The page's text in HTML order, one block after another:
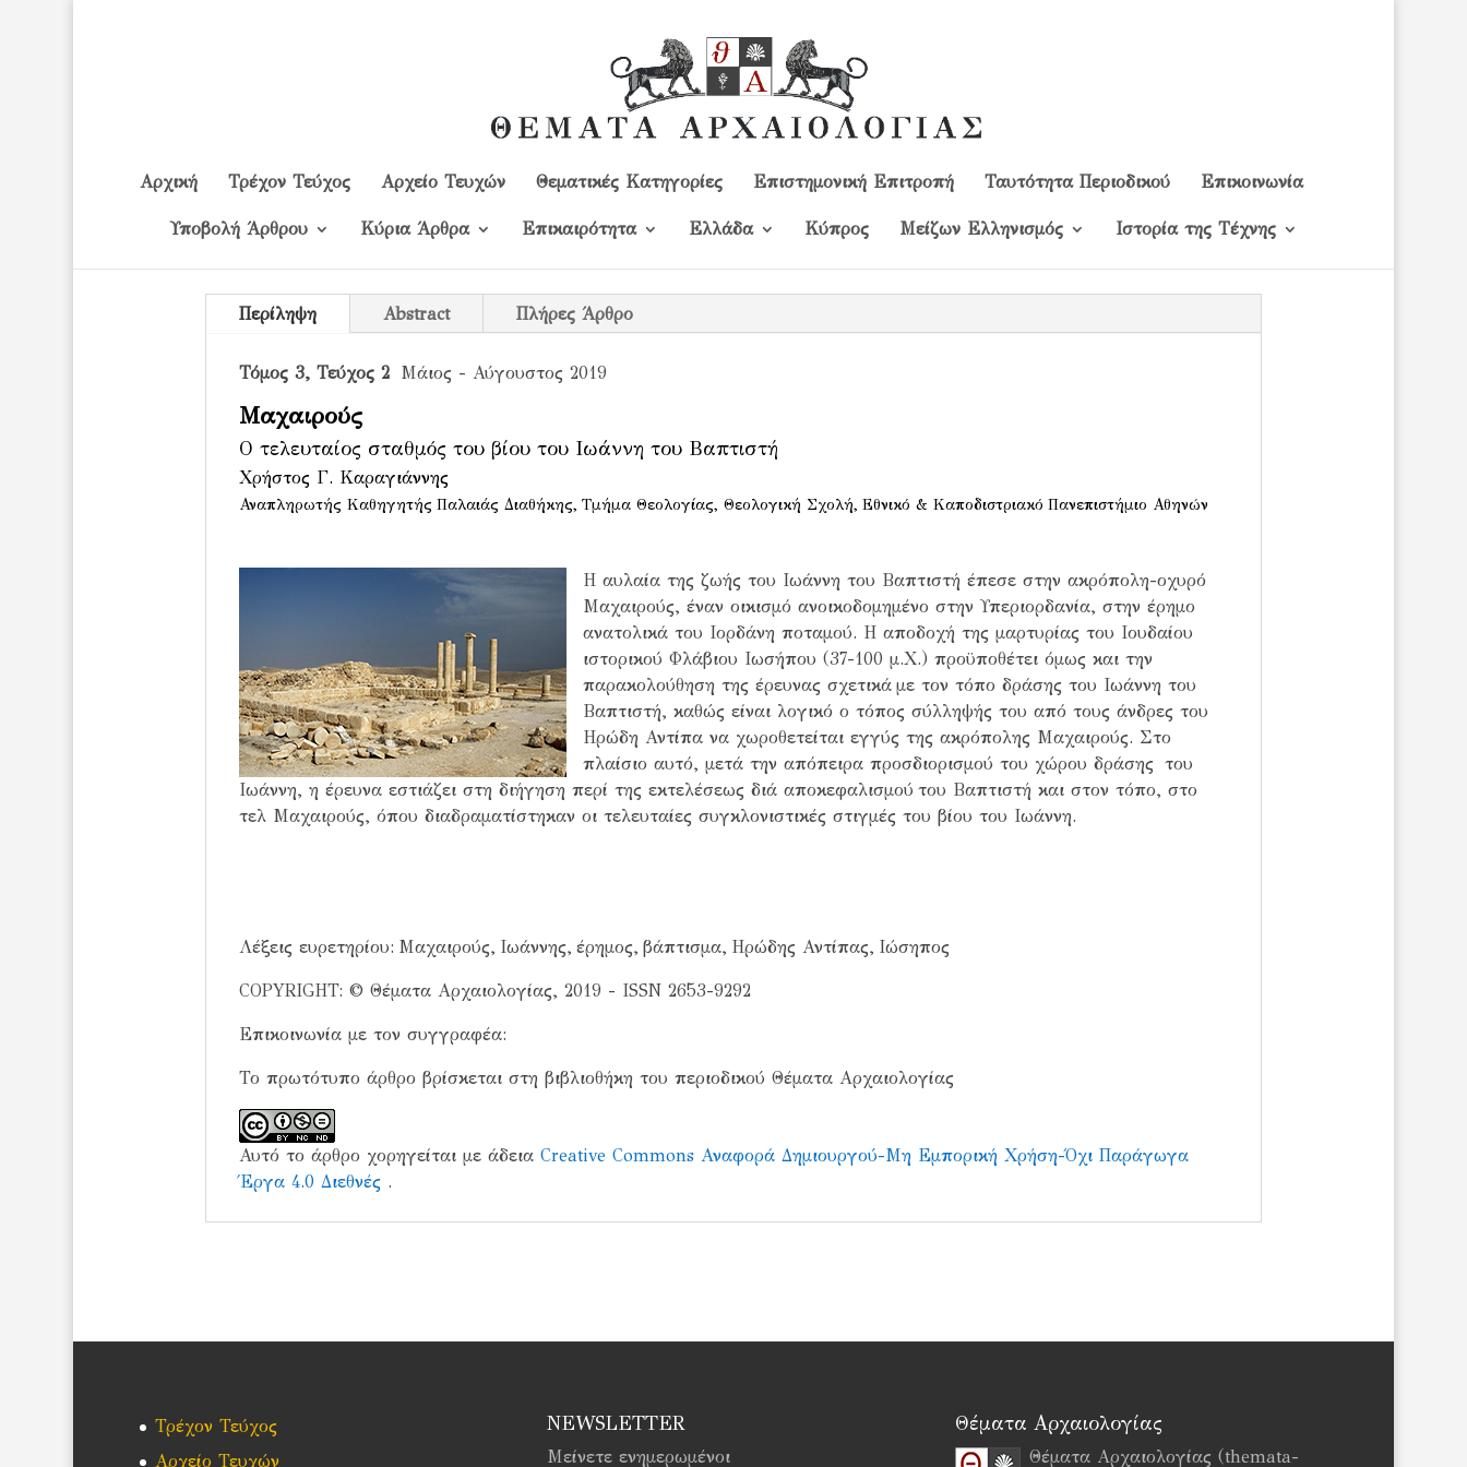
Αρχική Τρέχον Τεύχος Αρχείο Τευχών Θεματικές Κατηγορίες Επιστημονική Επιτροπή Ταυτότητα Περιοδικού Επικοινωνία
Υποβολή Άρθρου Κύρια Άρθρα Επικαιρότητα Ελλάδα Kύπρος Μείζων Ελληνισμός Ιστορία της Τέχνης
Περίληψη Abstract Πλήρες Άρθρο
Τόμος 3, Τεύχος 2 Μάιος - Αύγουστος 2019
Μαχαιρούς
Ο τελευταίος σταθμός του βίου του Ιωάννη του Βαπτιστή
Χρήστος Γ. Καραγιάννης
Αναπληρωτής ΚαθηγητήςΠαλαιάς Διαθήκης,Τμήμα Θεολογίας,Θεολογική Σχολή,Εθνικό & ΚαποδιστριακόΠανεπιστήμιο Αθηνών
H αυλαία της ζωής του Ιωάννη του Βαπτιστή έπεσε στην ακρόπολη-οχυρό
Μαχαιρούς, έναν οικισμό ανοικοδομημένο στην Υπεριορδανία, στην έρημο
ανατολικά του Ιορδάνη ποταμού. Η αποδοχή της μαρτυρίαςτου Ιουδαίου
ιστορικού Φλάβιου Ιωσήπου (37-100 μ.Χ.) προϋποθέτει όμως και την
παρακολούθηση της έρευνας σχετικάμε τον τόπο δράσης του Ιωάννη του
Βαπτιστή, καθώς είναι λογικό ο τόπος σύλληψής του από τους άνδρες του
Ηρώδη Αντίπα να χωροθετείται εγγύς της ακρόπολης Μαχαιρούς. Στο
πλαίσιο αυτό, μετά την απόπειρα προσδιορισμού του χώρου δράσηςτου
Ιωάννη, η έρευνα εστιάζει στη διήγηση περί της εκτελέσεως διά αποκεφαλισμούτου Βαπτιστή και στον τόπο, στο
τελ Μαχαιρούς, όπου διαδραματίστηκαν οι τελευταίες συγκλονιστικές στιγμές του βίου του Ιωάννη.
Λέξεις ευρετηρίου: Μαχαιρούς, Ιωάννης,έρημος,βάπτισμα, Ηρώδης Αντίπας, Ιώσηπος
COPYRIGHT: © Θέματα Αρχαιολογίας, 2019 - ISSN 2653-9292
Επικοινωνία με τον συγγραφέα:
Το πρωτότυπο άρθρο βρίσκεται στη βιβλιοθήκη του περιοδικού Θέματα Αρχαιολογίας
Αυτό το άρθρο χορηγείται με άδειαCreative Commons Αναφορά Δημιουργού-Μη Εμπορική Χρήση-Όχι Παράγωγα
Έργα 4.0 Διεθνές .
Τρέχον Τεύχος
Αρχείο Τευχών
NEWSLETTER
Μείνετε ενημερωμένοι
Θέματα Αρχαιολογίας
Θέματα Αρχαιολογίας (themata-